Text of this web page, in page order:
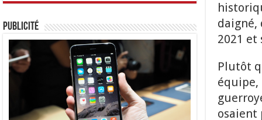
daigné,
2021
Plutôt
équipe,
osaient
Publicité